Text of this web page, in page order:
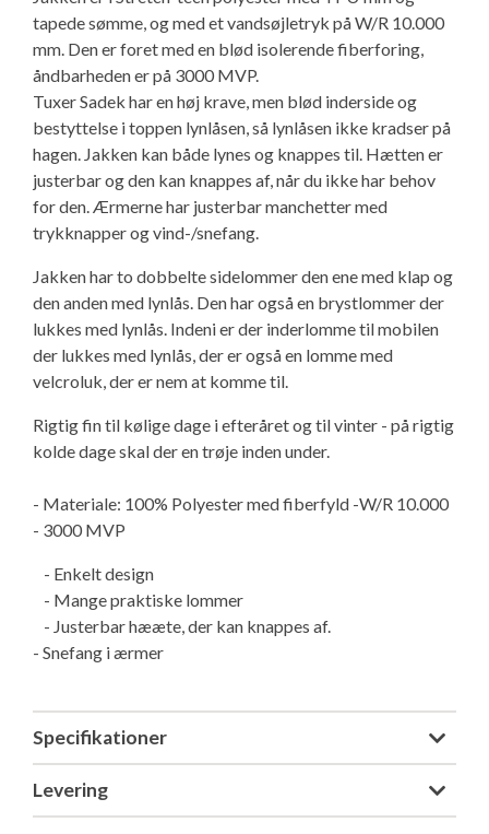
Isabella Opstillingsvejledninger
GPDR - Optagelse af foto og video
GPDR - KG Camping Kundeklub
tapede sømme, og med et vandsøjletryk på W/R 10.000
mm. Den er foret med en blød isolerende fiberforing,
åndbarheden er på 3000 MVP.
Tuxer Sadek har en høj krave, men blød inderside og
bestyttelse i toppen lynlåsen, så lynlåsen ikke kradser på
hagen. Jakken kan både lynes og knappes til. Hætten er
justerbar og den kan knappes af, når du ikke har behov
for den. Ærmerne har justerbar manchetter med
trykknapper og vind-/snefang.
Jakken har to dobbelte sidelommer den ene med klap og
den anden med lynlås. Den har også en brystlommer der
lukkes med lynlås. Indeni er der inderlomme til mobilen
der lukkes med lynlås, der er også en lomme med
velcroluk, der er nem at komme til.
Rigtig fin til kølige dage i efteråret og til vinter - på rigtig
kolde dage skal der en trøje inden under.
- Materiale: 100% Polyester med fiberfyld -W/R 10.000
- 3000 MVP
- Enkelt design
- Mange praktiske lommer
- Justerbar hææte, der kan knappes af.
- Snefang i ærmer
Specifikationer
Levering